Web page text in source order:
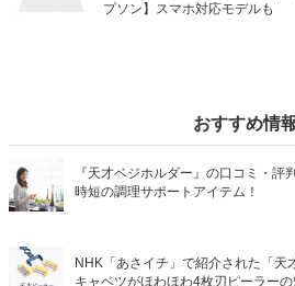
プソン】スマホ対応モデルも
おすすめ情
『天才ベジホルダー』の口コミ・評
時短の調理サポートアイテム！
NHK「あさイチ」で紹介された「天
キャベツがほわほわ4枚刃ピーラーの